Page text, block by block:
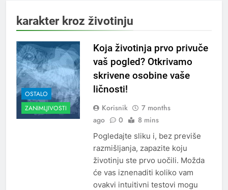
karakter kroz životinju
OSTALO
ZANIMLJIVOSTI
Koja životinja prvo privuče
vaš pogled? Otkrivamo
skrivene osobine vaše
ličnosti!
Korisnik
7 months
ago
0 8 mins
Pogledajte sliku i, bez previše
razmišljanja, zapazite koju
životinju ste prvo uočili. Možda
će vas iznenaditi koliko vam
ovakvi intuitivni testovi mogu